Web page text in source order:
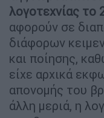
λογοτεχνίας το
αφορούν σε
διάφορων
και ποίησης,
είχε αρχικά
απονομής του
άλλη μεριά, η